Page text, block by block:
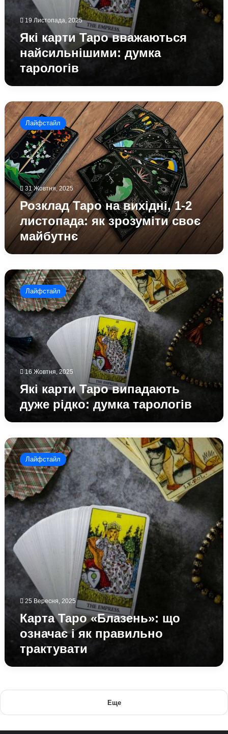
19 Листопада, 2025
Які карти Таро вважаються
найсильнішими: думка
тарологів
Розклад
Таро
на
вихідні,
1-
2
листопада:
як
зрозуміти
своє
майбутнє
Лайфстайл
31 Жовтня, 2025
Розклад Таро на вихідні, 1-2
листопада: як зрозуміти своє
майбутнє
Які
карти
Таро
випадають
дуже
рідко:
думка
тарологів
Лайфстайл
16 Жовтня, 2025
Які карти Таро випадають
дуже рідко: думка тарологів
Карта
Таро
«Блазень»:
що
означає
і
як
правильно
трактувати
Лайфстайл
25 Вересня, 2025
Карта Таро «Блазень»: що
означає і як правильно
трактувати
Еще